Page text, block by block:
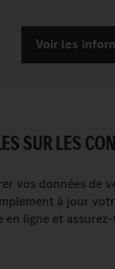
Voir les
SUR LES
vos données de
à jour
ligne et